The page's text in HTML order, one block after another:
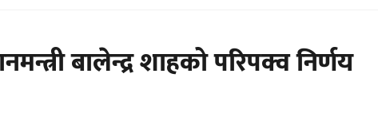
बालेन्द्र शाहको परिपक्व निर्णय